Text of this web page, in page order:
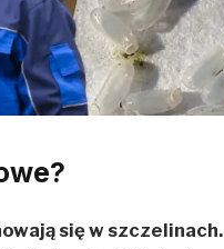
się w szczelinach.